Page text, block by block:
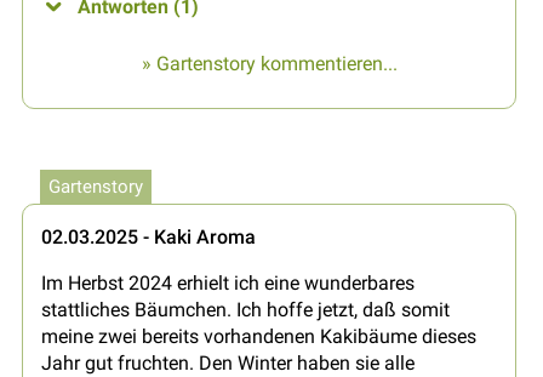
Antworten (1)
» Gartenstory kommentieren...
Gartenstory
02.03.2025 - Kaki Aroma
Im Herbst 2024 erhielt ich eine wunderbares
stattliches Bäumchen. Ich hoffe jetzt, daß somit
meine zwei bereits vorhandenen Kakibäume dieses
Jahr gut fruchten. Den Winter haben sie alle